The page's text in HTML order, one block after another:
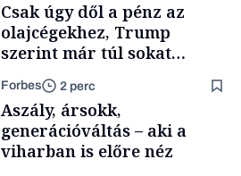
Csak úgy dől a pénz az
olajcégekhez, Trump
szerint már túl sokat
keresnek. Mi következhet?
Forbes 2 perc
Aszály, ársokk,
generációváltás – aki a
viharban is előre néz